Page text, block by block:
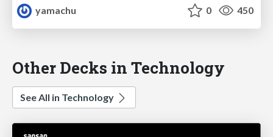
yamachu
0 450
Other Decks in Technology
See All in Technology